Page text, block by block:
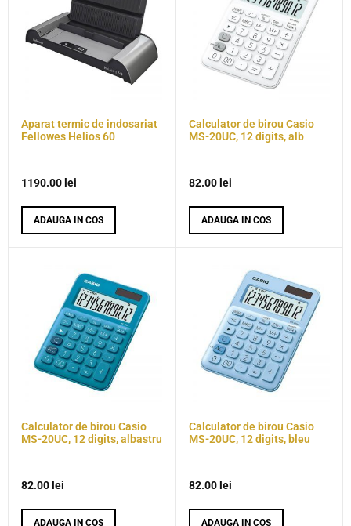
Aparat termic de indosariat
Fellowes Helios 60
1190.00 lei
ADAUGA IN COS
Calculator de birou Casio
MS-20UC, 12 digits, alb
82.00 lei
ADAUGA IN COS
Calculator de birou Casio
MS-20UC, 12 digits, albastru
82.00 lei
ADAUGA IN COS
Calculator de birou Casio
MS-20UC, 12 digits, bleu
82.00 lei
ADAUGA IN COS